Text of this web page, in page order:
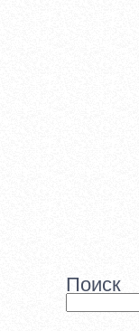
Поиск